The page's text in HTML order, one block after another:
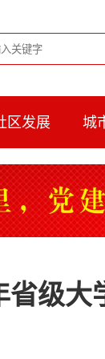
区发展 城
级大